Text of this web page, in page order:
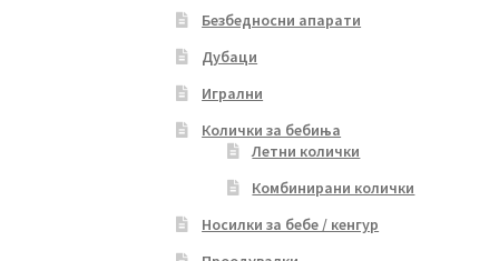
Безбедносни апарати
Дубаци
Игрални
Колички за бебиња
Летни колички
Комбинирани колички
Носилки за бебе / кенгур